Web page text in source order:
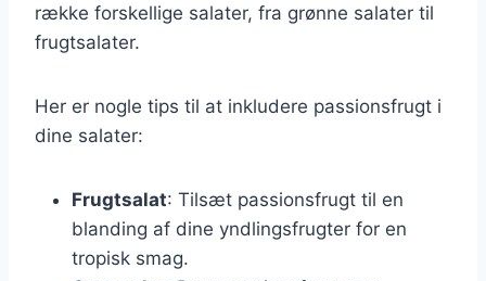
række forskellige salater, fra grønne salater til
frugtsalater.
Her er nogle tips til at inkludere passionsfrugt i
dine salater:
Frugtsalat: Tilsæt passionsfrugt til en
blanding af dine yndlingsfrugter for en
tropisk smag.